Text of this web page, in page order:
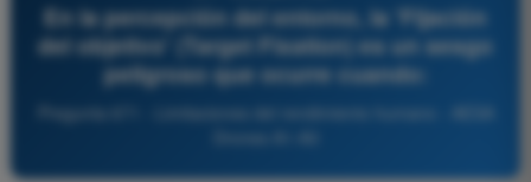
En la percepción del entorno, la 'Fijación
del objetivo' (Target Fixation) es un sesgo
peligroso que ocurre cuando:
Pregunta 671 - Limitaciones del rendimiento humano - AESA